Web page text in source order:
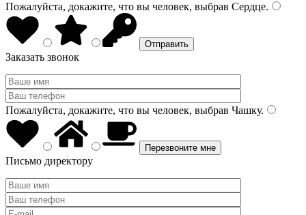
Пожалуйста, докажите, что вы человек, выбрав Сердце.
Заказать звонок
Пожалуйста, докажите, что вы человек, выбрав Чашку.
Письмо директору